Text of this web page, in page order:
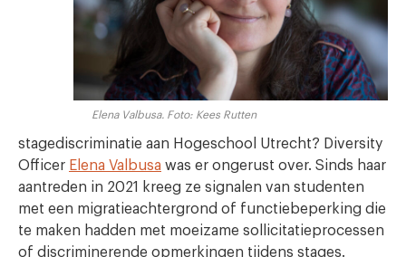
Elena Valbusa. Foto: Kees Rutten
stagediscriminatie aan Hogeschool Utrecht? Diversity
Officer Elena Valbusa was er ongerust over. Sinds haar
aantreden in 2021 kreeg ze signalen van studenten
met een migratieachtergrond of functiebeperking die
te maken hadden met moeizame sollicitatieprocessen
of discriminerende opmerkingen tijdens stages.